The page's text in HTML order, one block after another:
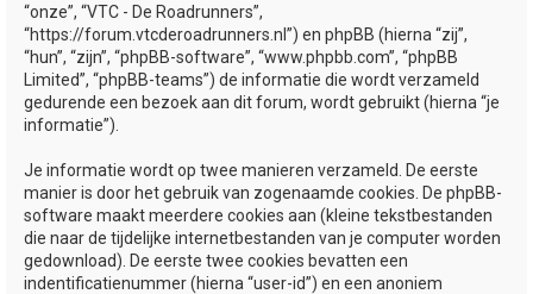
“onze”, “VTC - De Roadrunners”,
“https://forum.vtcderoadrunners.nl”) en phpBB (hierna “zij”,
“hun”, “zijn”, “phpBB-software”, “www.phpbb.com”, “phpBB
Limited”, “phpBB-teams”) de informatie die wordt verzameld
gedurende een bezoek aan dit forum, wordt gebruikt (hierna “je
informatie”).
Je informatie wordt op twee manieren verzameld. De eerste
manier is door het gebruik van zogenaamde cookies. De phpBB-
software maakt meerdere cookies aan (kleine tekstbestanden
die naar de tijdelijke internetbestanden van je computer worden
gedownload). De eerste twee cookies bevatten een
indentificatienummer (hierna “user-id”) en een anoniem